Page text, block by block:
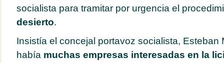
socialista para tramitar por urgencia el
desierto.
Insistía el concejal portavoz socialista, Esteban
había muchas empresas interesadas en la